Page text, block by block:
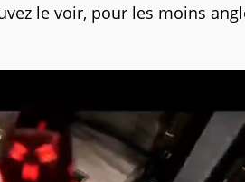
le voir, pour les moins